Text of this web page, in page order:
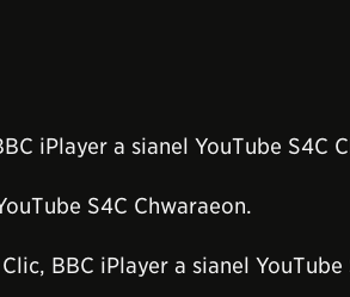
iPlayer a sianel YouTube S4C
S4C Chwaraeon.
BBC iPlayer a sianel YouTube